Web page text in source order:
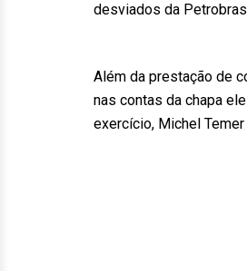
desviados da
Além da prestação de
nas contas da chapa
exercício, Michel